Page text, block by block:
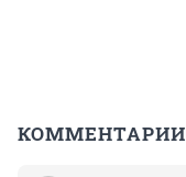
КОММЕНТАРИИ